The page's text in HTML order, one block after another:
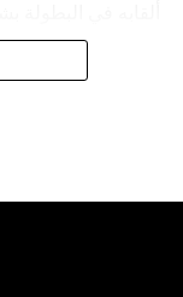
عن صاحب المركز
البطولة وخلفهما